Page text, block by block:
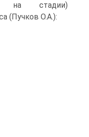
на стадии)
(Пучков О.А.):